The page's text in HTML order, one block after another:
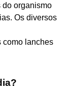
do organismo
Os diversos
como lanches